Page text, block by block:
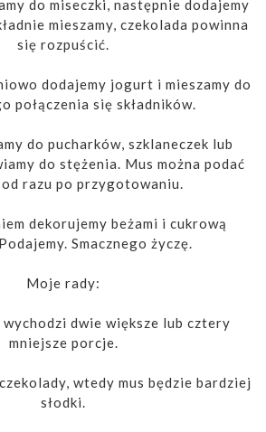
do miseczki, następnie dodajemy
mieszamy, czekolada powinna
się rozpuścić.
dodajemy jogurt i mieszamy do
połączenia się składników.
do pucharków, szklaneczek lub
do stężenia. Mus można podać
razu po przygotowaniu.
dekorujemy beżami i cukrową
Smacznego życzę.
Moje rady:
dwie większe lub cztery
mniejsze porcje.
wtedy mus będzie bardziej
słodki.